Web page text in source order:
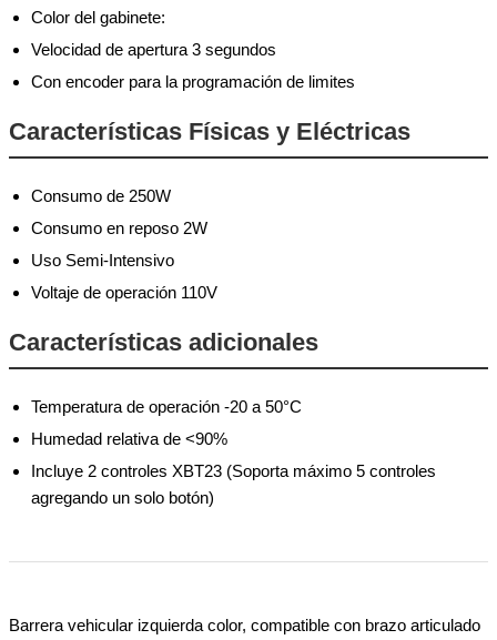
Color del gabinete:
Velocidad de apertura 3 segundos
Con encoder para la programación de limites
Características Físicas y Eléctricas
Consumo de 250W
Consumo en reposo 2W
Uso Semi-Intensivo
Voltaje de operación 110V
Características adicionales
Temperatura de operación -20 a 50°C
Humedad relativa de <90%
Incluye 2 controles XBT23 (Soporta máximo 5 controles
agregando un solo botón)
Barrera vehicular izquierda color, compatible con brazo articulado